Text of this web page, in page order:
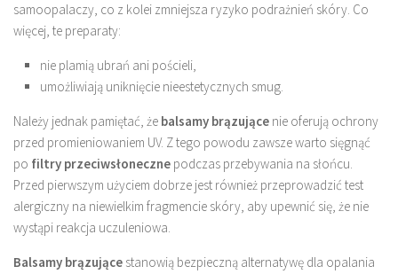
samoopalaczy, co z kolei zmniejsza ryzyko podrażnień skóry. Co
więcej, te preparaty:
nie plamią ubrań ani pościeli,
umożliwiają uniknięcie nieestetycznych smug.
Należy jednak pamiętać, że balsamy brązujące nie oferują ochrony
przed promieniowaniem UV. Z tego powodu zawsze warto sięgnąć
po filtry przeciwsłoneczne podczas przebywania na słońcu.
Przed pierwszym użyciem dobrze jest również przeprowadzić test
alergiczny na niewielkim fragmencie skóry, aby upewnić się, że nie
wystąpi reakcja uczuleniowa.
Balsamy brązujące stanowią bezpieczną alternatywę dla opalania